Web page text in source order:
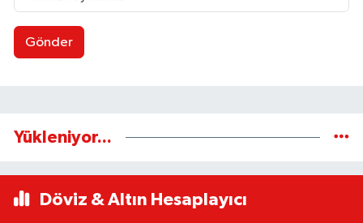
Gönder
Yükleniyor...
Döviz & Altın Hesaplayıcı